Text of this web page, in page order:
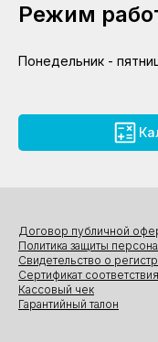
Режим
Понедельник -
Договор публичной
Политика защиты
Свидетельство о
Сертификат
Кассовый чек
Гарантийный талон